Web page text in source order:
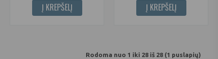
Į KREPŠELĮ Į KREPŠELĮ
Rodoma nuo 1 iki 28 iš 28 (1 puslapių)